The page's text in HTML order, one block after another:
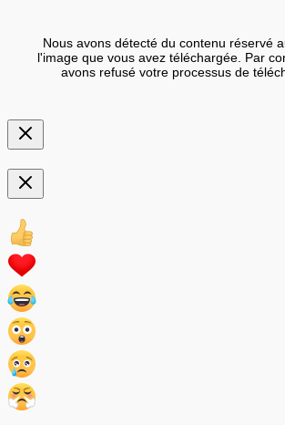
Nous avons détecté du contenu réservé
l'image que vous avez téléchargée. Par
avons refusé votre processus de